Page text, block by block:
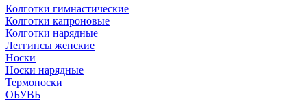
Колготки гимнастические
Колготки капроновые
Колготки нарядные
Леггинсы женские
Носки
Носки нарядные
Термоноски
ОБУВЬ